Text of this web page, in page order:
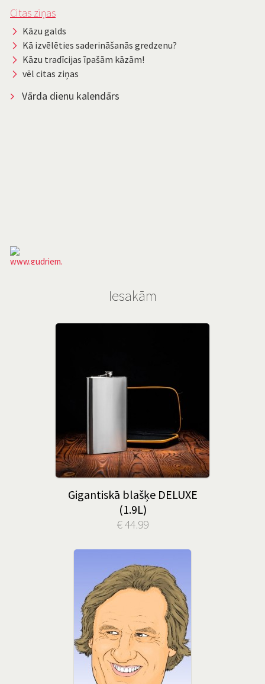
Citas ziņas
Kāzu galds
Kā izvēlēties saderināšanās gredzenu?
Kāzu tradīcijas īpašām kāzām!
vēl citas ziņas
Vārda dienu kalendārs
Iesakām
Gigantiskā blašķe DELUXE
(1.9L)
€ 44.99